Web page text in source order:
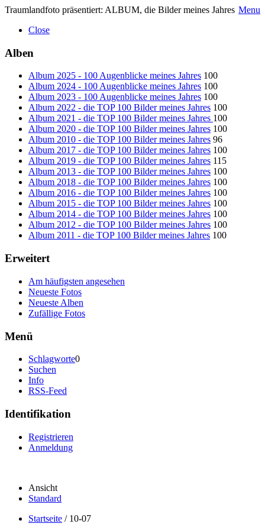
Traumlandfoto präsentiert: ALBUM, die Bilder meines Jahres Menu
Close
Alben
Album 2025 - 100 Augenblicke meines Jahres 100
Album 2024 - 100 Augenblicke meines Jahres 100
Album 2023 - 100 Augenblicke meines Jahres 100
Album 2022 - die TOP 100 Bilder meines Jahres 100
Album 2021 - die TOP 100 Bilder meines Jahres 100
Album 2020 - die TOP 100 Bilder meines Jahres 100
Album 2010 - die TOP 100 Bilder meines Jahres 96
Album 2017 - die TOP 100 Bilder meines Jahres 100
Album 2019 - die TOP 100 Bilder meines Jahres 115
Album 2013 - die TOP 100 Bilder meines Jahres 100
Album 2018 - die TOP 100 Bilder meines Jahres 100
Album 2016 - die TOP 100 Bilder meines Jahres 100
Album 2015 - die TOP 100 Bilder meines Jahres 100
Album 2014 - die TOP 100 Bilder meines Jahres 100
Album 2012 - die TOP 100 Bilder meines Jahres 100
Album 2011 - die TOP 100 Bilder meines Jahres 100
Erweitert
Am häufigsten angesehen
Neueste Fotos
Neueste Alben
Zufällige Fotos
Menü
Schlagworte0
Suchen
Info
RSS-Feed
Identifikation
Registrieren
Anmeldung
Ansicht
Standard
Startseite / 10-07